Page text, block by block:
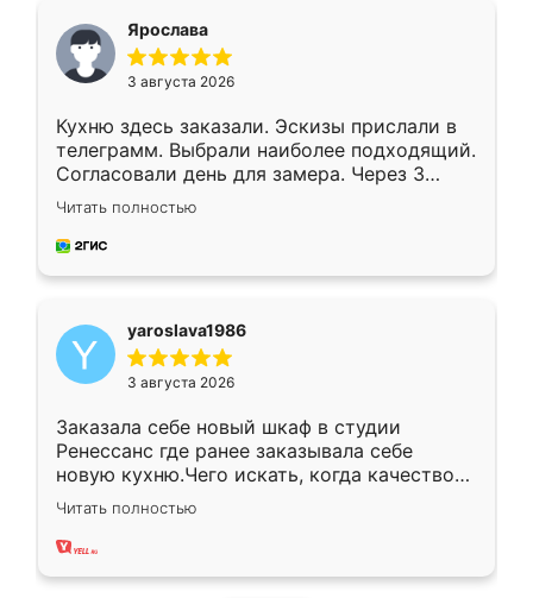
Ярослава
3 августа 2026
Кухню здесь заказали. Эскизы прислали в
телеграмм. Выбрали наиболее подходящий.
Согласовали день для замера. Через 3
недели кухня была уже готова. Остались
довольны работой. Спасибо Ренессанс
мебель за качественную работу!
Читать полностью
yaroslava1986
3 августа 2026
Заказала себе новый шкаф в студии
Ренессанс где ранее заказывала себе
новую кухню.Чего искать, когда качеством
вполне довольна. Служит кухня уже почти
два года, нареканий нет.
Читать полностью